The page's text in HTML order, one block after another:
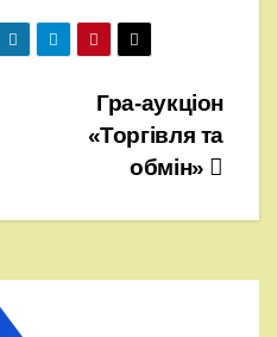
Гра-аукціон
«Торгівля та
обмін»